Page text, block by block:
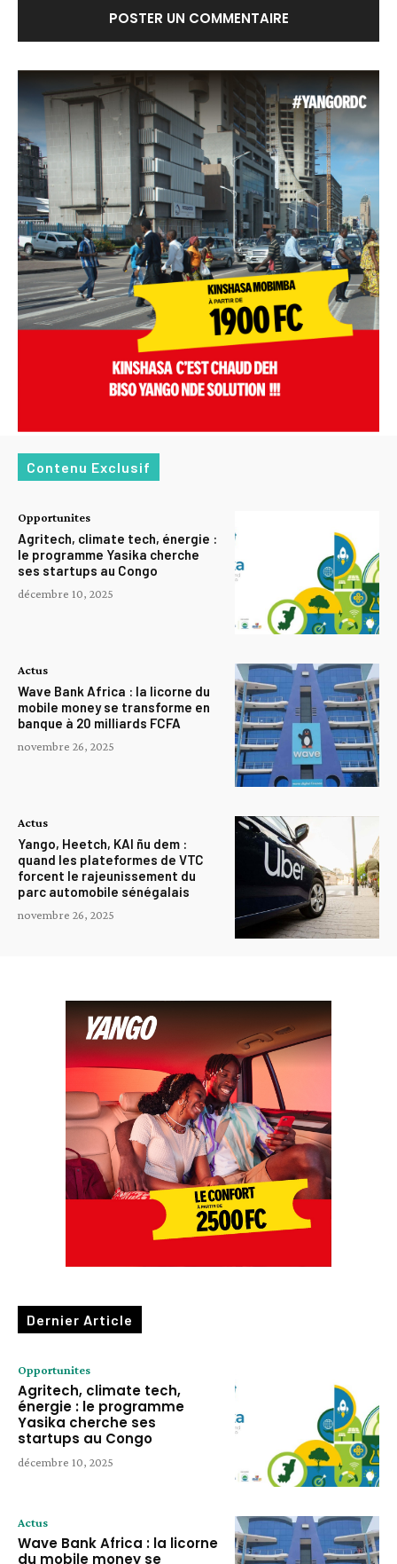
Contenu Exclusif
Opportunites
Agritech, climate tech, énergie :
le programme Yasika cherche
ses startups au Congo
décembre 10, 2025
Actus
Wave Bank Africa : la licorne du
mobile money se transforme en
banque à 20 milliards FCFA
novembre 26, 2025
Actus
Yango, Heetch, KAI ñu dem :
quand les plateformes de VTC
forcent le rajeunissement du
parc automobile sénégalais
novembre 26, 2025
Dernier Article
Opportunites
Agritech, climate tech,
énergie : le programme
Yasika cherche ses
startups au Congo
décembre 10, 2025
Actus
Wave Bank Africa : la licorne
du mobile money se